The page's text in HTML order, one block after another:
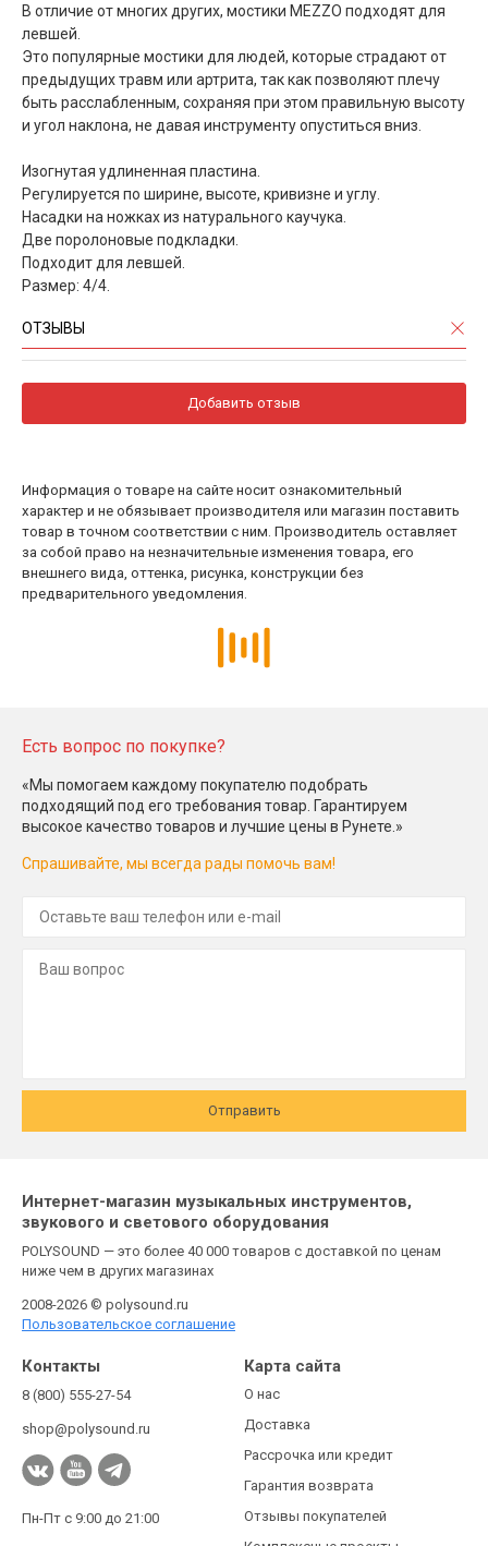
В отличие от многих других, мостики MEZZO подходят для
левшей.
Это популярные мостики для людей, которые страдают от
предыдущих травм или артрита, так как позволяют плечу
быть расслабленным, сохраняя при этом правильную высоту
и угол наклона, не давая инструменту опуститься вниз.
Изогнутая удлиненная пластина.
Регулируется по ширине, высоте, кривизне и углу.
Насадки на ножках из натурального каучука.
Две поролоновые подкладки.
Подходит для левшей.
Размер: 4/4.
ОТЗЫВЫ
Добавить отзыв
Информация о товаре на сайте носит ознакомительный
характер и не обязывает производителя или магазин поставить
товар в точном соответствии с ним. Производитель оставляет
за собой право на незначительные изменения товара, его
внешнего вида, оттенка, рисунка, конструкции без
предварительного уведомления.
Есть вопрос по покупке?
«Мы помогаем каждому покупателю подобрать
подходящий под его требования товар. Гарантируем
высокое качество товаров и лучшие цены в Рунете.»
Спрашивайте, мы всегда рады помочь вам!
Отправить
Интернет-магазин музыкальных инструментов,
звукового и светового оборудования
POLYSOUND — это более 40 000 товаров с доставкой по ценам
ниже чем в других магазинах
2008-2026 © polysound.ru
Пользовательское соглашение
Контакты
8 (800) 555-27-54
shop@polysound.ru
Пн-Пт с 9:00 до 21:00
Карта сайта
О нас
Доставка
Рассрочка или кредит
Гарантия возврата
Отзывы покупателей